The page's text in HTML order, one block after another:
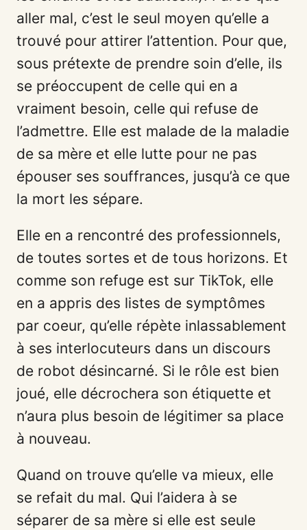
aller mal, c’est le seul moyen qu’elle a
trouvé pour attirer l’attention. Pour que,
sous prétexte de prendre soin d’elle, ils
se préoccupent de celle qui en a
vraiment besoin, celle qui refuse de
l’admettre. Elle est malade de la maladie
de sa mère et elle lutte pour ne pas
épouser ses souffrances, jusqu’à ce que
la mort les sépare.
Elle en a rencontré des professionnels,
de toutes sortes et de tous horizons. Et
comme son refuge est sur TikTok, elle
en a appris des listes de symptômes
par coeur, qu’elle répète inlassablement
à ses interlocuteurs dans un discours
de robot désincarné. Si le rôle est bien
joué, elle décrochera son étiquette et
n’aura plus besoin de légitimer sa place
à nouveau.
Quand on trouve qu’elle va mieux, elle
se refait du mal. Qui l’aidera à se
séparer de sa mère si elle est seule